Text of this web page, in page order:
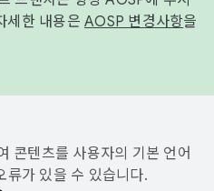
세한 내용은 AOSP 변경사항을
콘텐츠를 사용자의 기본 언어
류가 있을 수 있습니다.